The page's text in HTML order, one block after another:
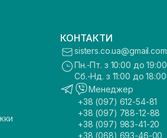
КОНТАКТИ
sisters.co.ua@gmail.com
Пн.-Пт. з 10:00 до 19:00
Сб.-Нд. з 11:00 до 18:00
Менеджер
+38 (097) 612-54-81
+38 (097) 788-12-88
+38 (097) 983-41-20
+38 (068) 693-46-00